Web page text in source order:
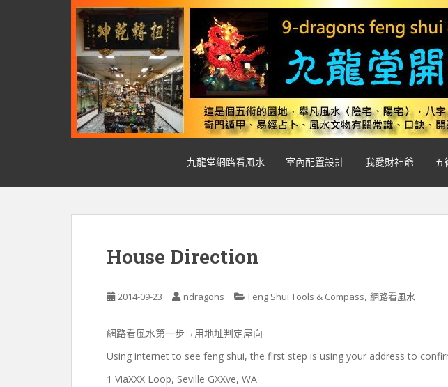
o
九龍堂網路看風水 室內配置設計 我愛財神爺 五
House Direction
2014-09-23 ndragons Feng Shui Tools & Compass, 網路看風水
網路看風水第一步→用地址判定屋向
Using internet to see feng shui, the first step is using your address to
1 ViaXXX Loop, Seville GXXve, WA